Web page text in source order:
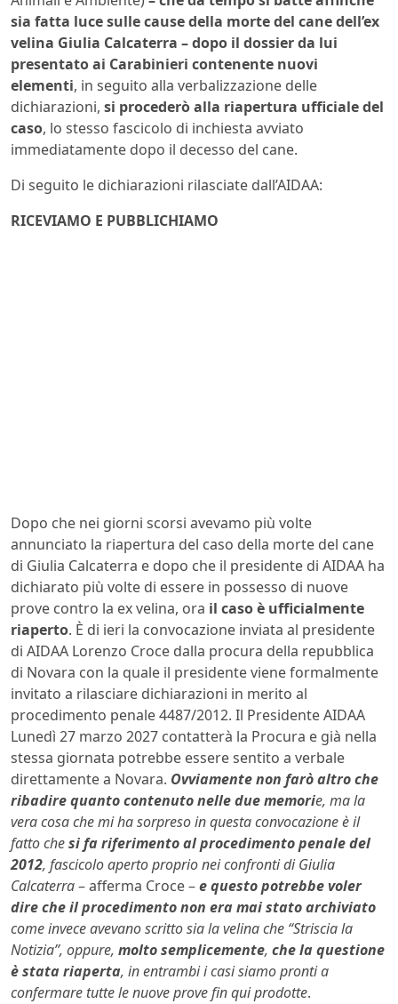
sia fatta luce sulle cause della morte del cane dell’ex
velina Giulia Calcaterra – dopo il dossier da lui
presentato ai Carabinieri contenente nuovi
elementi, in seguito alla verbalizzazione delle
dichiarazioni, si procederò alla riapertura ufficiale del
caso, lo stesso fascicolo di inchiesta avviato
immediatamente dopo il decesso del cane.
Di seguito le dichiarazioni rilasciate dall’AIDAA:
RICEVIAMO E PUBBLICHIAMO
Dopo che nei giorni scorsi avevamo più volte
annunciato la riapertura del caso della morte del cane
di Giulia Calcaterra e dopo che il presidente di AIDAA ha
dichiarato più volte di essere in possesso di nuove
prove contro la ex velina, ora il caso è ufficialmente
riaperto. È di ieri la convocazione inviata al presidente
di AIDAA Lorenzo Croce dalla procura della repubblica
di Novara con la quale il presidente viene formalmente
invitato a rilasciare dichiarazioni in merito al
procedimento penale 4487/2012. Il Presidente AIDAA
Lunedì 27 marzo 2027 contatterà la Procura e già nella
stessa giornata potrebbe essere sentito a verbale
direttamente a Novara. Ovviamente non farò altro che
ribadire quanto contenuto nelle due memorie, ma la
vera cosa che mi ha sorpreso in questa convocazione è il
fatto chesi fa riferimento al procedimento penale del
2012, fascicolo aperto proprio nei confronti di Giulia
Calcaterra– afferma Croce –e questo potrebbe voler
dire che il procedimento non era mai stato archiviato
come invece avevano scritto sia la velina che “Striscia la
Notizia”, oppure, molto semplicemente, che la questione
è stata riaperta, in entrambi i casi siamo pronti a
confermare tutte le nuove prove fin qui prodotte.